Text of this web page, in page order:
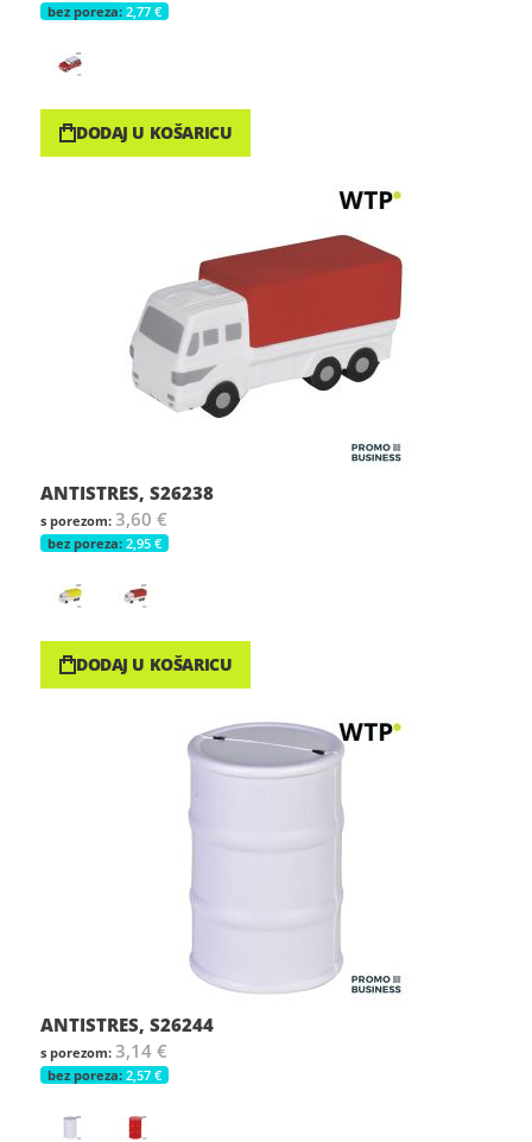
2,77 €
DODAJ U KOŠARICU
ANTISTRES, S26238
3,60 €
2,95 €
DODAJ U KOŠARICU
ANTISTRES, S26244
3,14 €
2,57 €